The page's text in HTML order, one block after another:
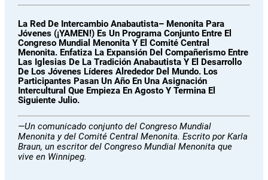
La Red De Intercambio Anabautista– Menonita Para
Jóvenes (¡YAMEN!) Es Un Programa Conjunto Entre El
Congreso Mundial Menonita Y El Comité Central
Menonita. Enfatiza La Expansión Del Compañerismo Entre
Las Iglesias De La Tradición Anabautista Y El Desarrollo
De Los Jóvenes Líderes Alrededor Del Mundo. Los
Participantes Pasan Un Año En Una Asignación
Intercultural Que Empieza En Agosto Y Termina El
Siguiente Julio.
—Un comunicado conjunto del Congreso Mundial
Menonita y del Comité Central Menonita. Escrito por Karla
Braun, un escritor del Congreso Mundial Menonita que
vive en Winnipeg.